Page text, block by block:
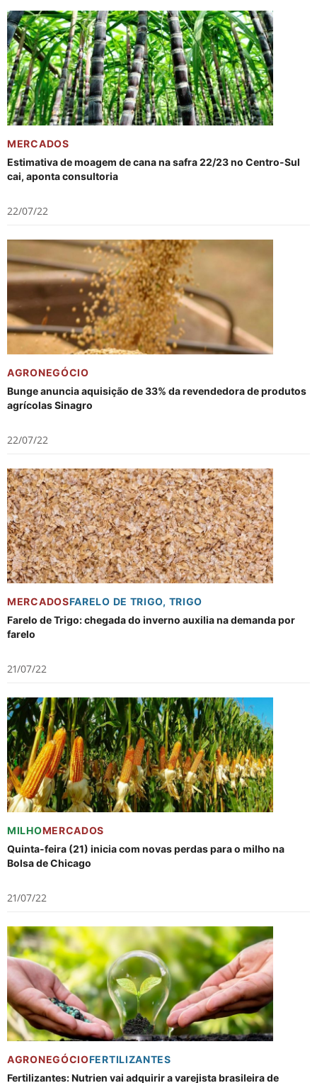
MERCADOS
Estimativa de moagem de cana na safra 22/23 no Centro-Sul
cai, aponta consultoria
22/07/22
AGRONEGÓCIO
Bunge anuncia aquisição de 33% da revendedora de produtos
agrícolas Sinagro
22/07/22
MERCADOSFARELO DE TRIGO, TRIGO
Farelo de Trigo: chegada do inverno auxilia na demanda por
farelo
21/07/22
MILHOMERCADOS
Quinta-feira (21) inicia com novas perdas para o milho na
Bolsa de Chicago
21/07/22
AGRONEGÓCIOFERTILIZANTES
Fertilizantes: Nutrien vai adquirir a varejista brasileira de